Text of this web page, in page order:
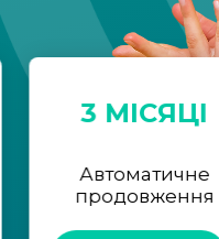
3 МІСЯЦІ
Автоматичне
продовження